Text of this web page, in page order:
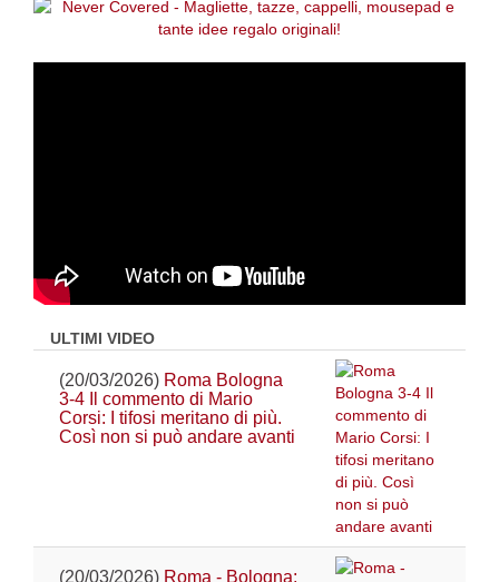
ULTIMI VIDEO
(20/03/2026) Roma Bologna
3-4 Il commento di Mario
Corsi: I tifosi meritano di più.
Così non si può andare avanti
(20/03/2026) Roma - Bologna: